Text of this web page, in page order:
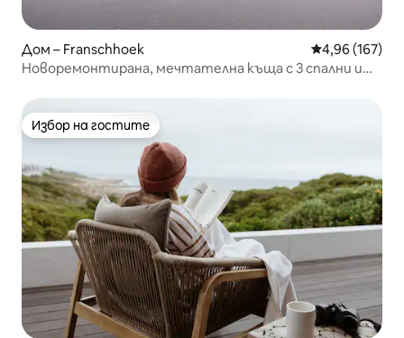
Дом – Franschhoek Средна
4,96 (167)
Новоремонтирана, мечтателна къща с 3 спални и
Избор на гостите
Избор на гостите